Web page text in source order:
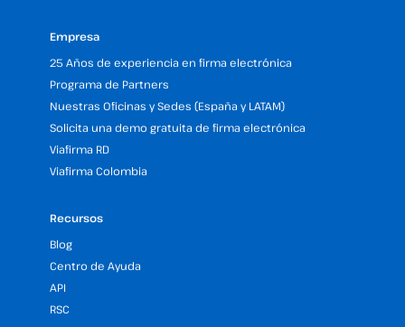
Empresa
25 Años de experiencia en firma electrónica
Programa de Partners
Nuestras Oficinas y Sedes (España y LATAM)
Solicita una demo gratuita de firma electrónica
Viafirma RD
Viafirma Colombia
Recursos
Blog
Centro de Ayuda
API
RSC